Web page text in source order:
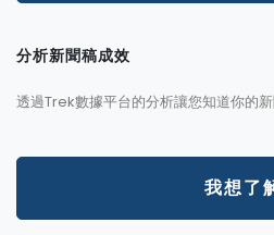
分析新聞稿成效
透過Trek數據平台的分析讓您知道你的
我想了